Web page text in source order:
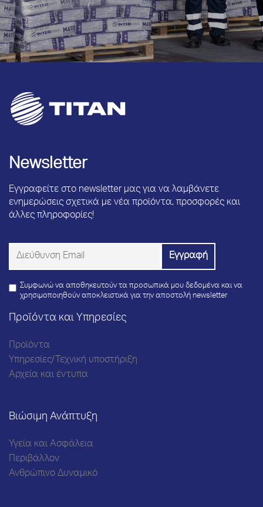
Newsletter
Εγγραφείτε στο newsletter μας για να λαμβάνετε
ενημερώσεις σχετικά με νέα προϊόντα, προσφορές και
άλλες πληροφορίες!
Συμφωνώ να αποθηκευτούν τα προσωπικά μου δεδομένα και να
χρησιμοποιηθούν αποκλειστικά για την αποστολή newsletter
Προϊόντα και Υπηρεσίες
Προϊόντα
Υπηρεσίες/Τεχνική υποστήριξη
Αρχεία και έντυπα
Βιώσιμη Ανάπτυξη
Υγεία και Ασφάλεια
Περιβάλλον
Ανθρώπινο Δυναμικό